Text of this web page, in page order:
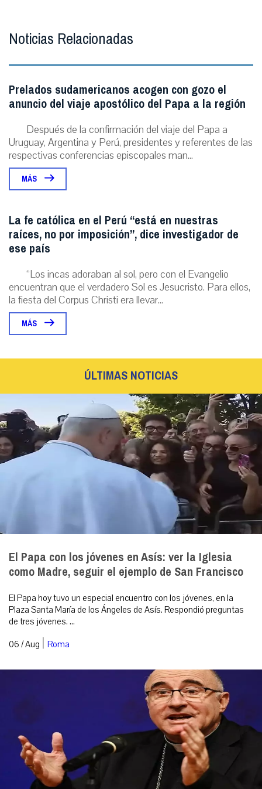
Noticias Relacionadas
Prelados sudamericanos acogen con gozo el
anuncio del viaje apostólico del Papa a la región
Después de la confirmación del viaje del Papa a
Uruguay, Argentina y Perú, presidentes y referentes de las
respectivas conferencias episcopales man...
MÁS
La fe católica en el Perú “está en nuestras
raíces, no por imposición”, dice investigador de
ese país
“Los incas adoraban al sol, pero con el Evangelio
encuentran que el verdadero Sol es Jesucristo. Para ellos,
la fiesta del Corpus Christi era llevar...
MÁS
ÚLTIMAS NOTICIAS
El Papa con los jóvenes en Asís: ver la Iglesia
como Madre, seguir el ejemplo de San Francisco
El Papa hoy tuvo un especial encuentro con los jóvenes, en la
Plaza Santa María de los Ángeles de Asís. Respondió preguntas
de tres jóvenes. ...
06 / Aug | Roma